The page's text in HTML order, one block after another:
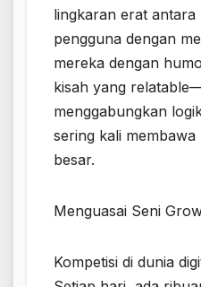
lingkaran erat antara
pengguna dengan
mereka dengan
kisah yang
menggabungkan
sering kali
besar.
Menguasai Seni
Kompetisi di dunia